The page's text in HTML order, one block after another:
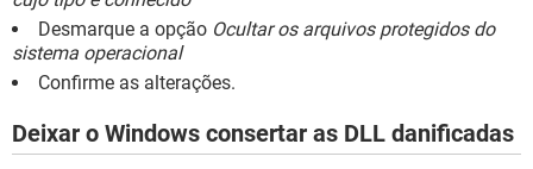
Desmarque a opção Ocultar os arquivos protegidos do
sistema operacional
Confirme as alterações.
Deixar o Windows consertar as DLL danificadas